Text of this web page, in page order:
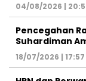
04/08/2026 |
Pencegahan
Suhardiman
18/07/2026 | 17:57